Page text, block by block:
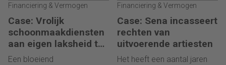
afnamen, is winst voor ons.'
value" basis is het voor de
treasurer mogelijk
geworden om de
liquiditeiten echt op
dagbasis te kunnen beheren.
goede reputaties, heeft het
niet gered. Te forse
investeringen, te snelle groei
en te weinig aandacht voor
facturatie en debiteuren
Financiering & Vermogen
Case: Vrolijk
schoonmaakdiensten
aan eigen laksheid ten
onder
Een bloeiend
Financiering & Vermogen
Case: Sena incasseert
rechten van
uitvoerende artiesten
Het heeft een aantal jaren